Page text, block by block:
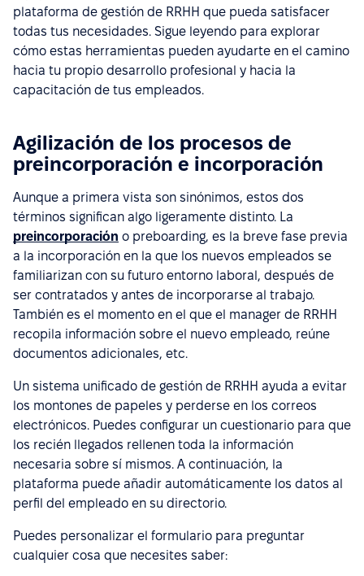
plataforma de gestión de RRHH que pueda satisfacer
todas tus necesidades. Sigue leyendo para explorar
cómo estas herramientas pueden ayudarte en el camino
hacia tu propio desarrollo profesional y hacia la
capacitación de tus empleados.
Agilización de los procesos de
preincorporación e incorporación
Aunque a primera vista son sinónimos, estos dos
términos significan algo ligeramente distinto. La
preincorporación o preboarding, es la breve fase previa
a la incorporación en la que los nuevos empleados se
familiarizan con su futuro entorno laboral, después de
ser contratados y antes de incorporarse al trabajo.
También es el momento en el que el manager de RRHH
recopila información sobre el nuevo empleado, reúne
documentos adicionales, etc.
Un sistema unificado de gestión de RRHH ayuda a evitar
los montones de papeles y perderse en los correos
electrónicos. Puedes configurar un cuestionario para que
los recién llegados rellenen toda la información
necesaria sobre sí mismos. A continuación, la
plataforma puede añadir automáticamente los datos al
perfil del empleado en su directorio.
Puedes personalizar el formulario para preguntar
cualquier cosa que necesites saber: